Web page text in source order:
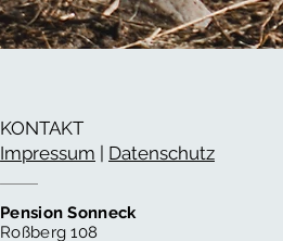
KONTAKT
Impressum
Datenschutz
Pension Sonneck
Roßberg 108